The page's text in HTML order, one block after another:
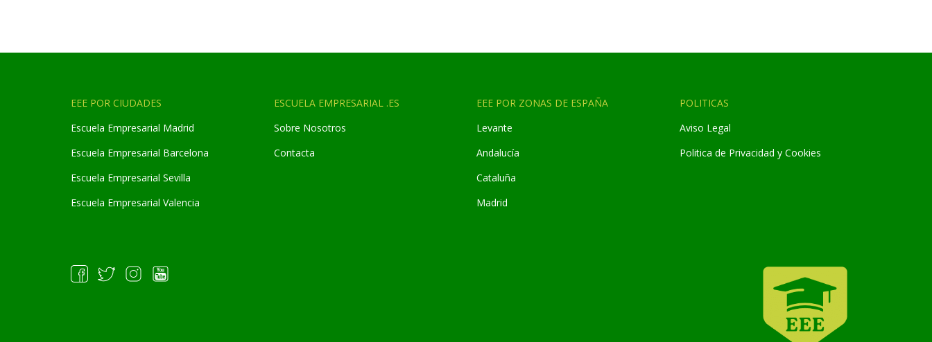
EEE POR CIUDADES
Escuela Empresarial Madrid
Escuela Empresarial Barcelona
Escuela Empresarial Sevilla
Escuela Empresarial Valencia
ESCUELA EMPRESARIAL .ES
Sobre Nosotros
Contacta
EEE POR ZONAS DE ESPAÑA
Levante
Andalucía
Cataluña
Madrid
POLITICAS
Aviso Legal
Politica de Privacidad y Cookies